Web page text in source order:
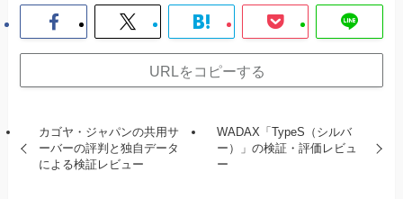
URLをコピーする
カゴヤ・ジャパンの共用サ
ーバーの評判と独自データ
による検証レビュー
WADAX「TypeS（シルバ
ー）」の検証・評価レビュ
ー